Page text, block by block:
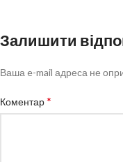
Залишити
Ваша e-mail адреса не
Коментар*